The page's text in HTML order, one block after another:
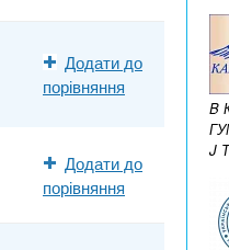
Додати до
порівняння
Додати до
порівняння
B
J